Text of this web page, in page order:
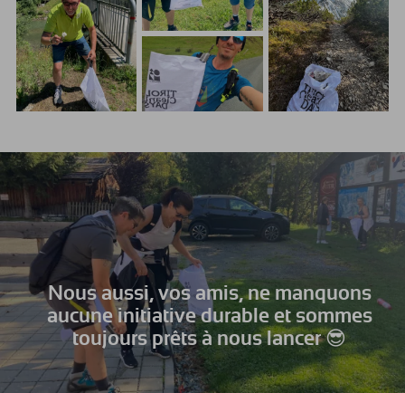
Nous aussi, vos amis, ne manquons
aucune initiative durable et sommes
toujours prêts à nous lancer 😎